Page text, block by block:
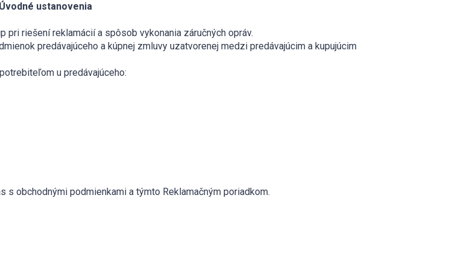
Úvodné ustanovenia
riešení reklamácií a spôsob vykonania záručných opráv.
predávajúceho a kúpnej zmluvy uzatvorenej medzi predávajúcim a kupujúcim
u predávajúceho:
s obchodnými podmienkami a týmto Reklamačným poriadkom.